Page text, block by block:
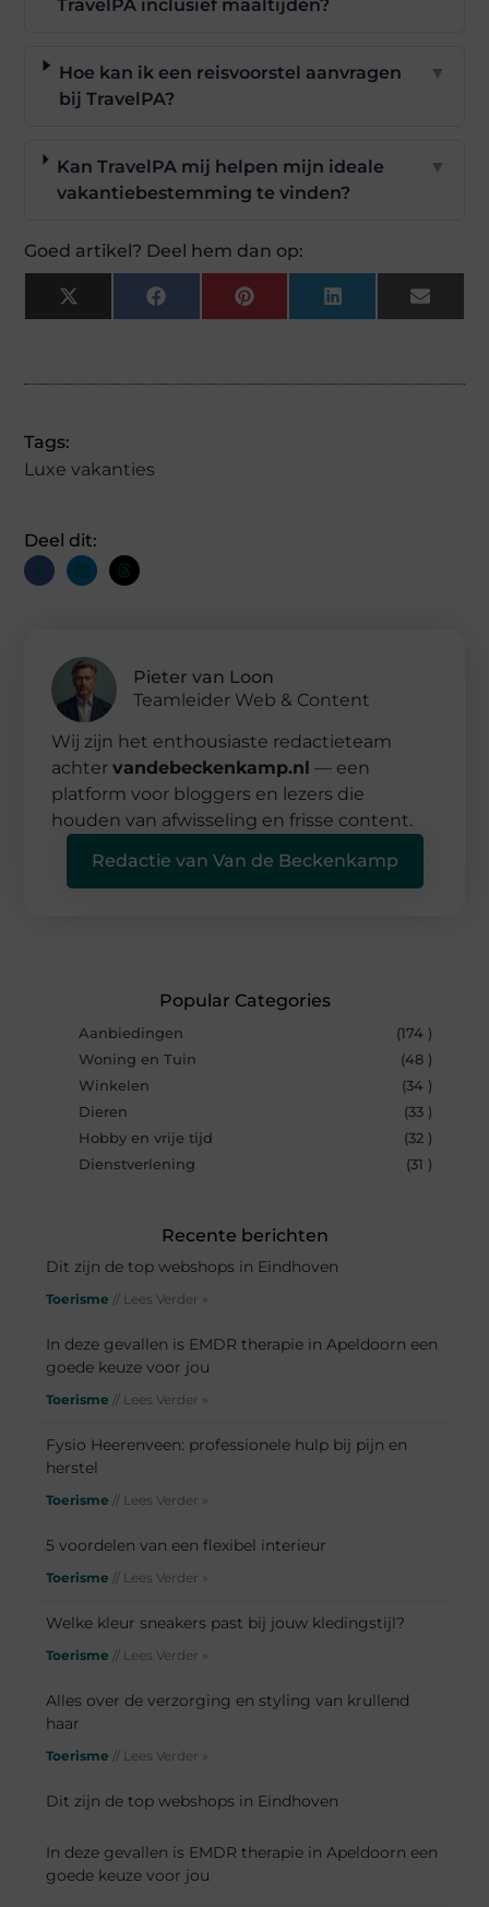
TravelPA inclusief maaltijden?
Hoe kan ik een reisvoorstel aanvragen
bij TravelPA?
▼
Kan TravelPA mij helpen mijn ideale
vakantiebestemming te vinden?
▼
Goed artikel? Deel hem dan op:
X
(Twitter)
FacebookPinterestLinkedIn Email
Tags:
Luxe vakanties
Deel dit:
Pieter van Loon
Teamleider Web & Content
Wij zijn het enthousiaste redactieteam
achtervandebeckenkamp.nl — een
platform voor bloggers en lezers die
houden van afwisseling en frisse content.
Redactie van Van de Beckenkamp
Popular Categories
Aanbiedingen
(174 )
Woning en Tuin
(48 )
Winkelen
(34 )
Dieren
(33 )
Hobby en vrije tijd
(32 )
Dienstverlening
(31 )
Recente berichten
Dit zijn de top webshops in Eindhoven
Toerisme // Lees Verder »
In deze gevallen is EMDR therapie in Apeldoorn een
goede keuze voor jou
Toerisme // Lees Verder »
Fysio Heerenveen: professionele hulp bij pijn en
herstel
Toerisme // Lees Verder »
5 voordelen van een flexibel interieur
Toerisme // Lees Verder »
Welke kleur sneakers past bij jouw kledingstijl?
Toerisme // Lees Verder »
Alles over de verzorging en styling van krullend
haar
Toerisme // Lees Verder »
Dit zijn de top webshops in Eindhoven
In deze gevallen is EMDR therapie in Apeldoorn een
goede keuze voor jou